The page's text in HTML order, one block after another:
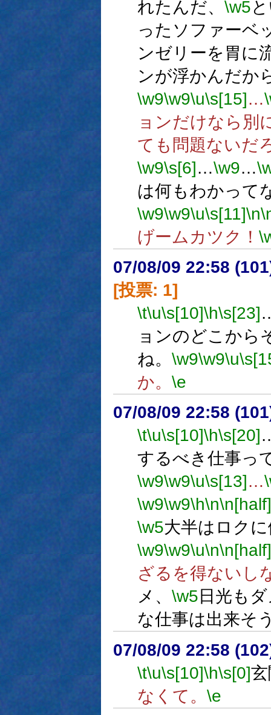
れたんだ、 \w5
ったソファーベ
ンゼリーを胃に
ンが浮かんだか
\w9\w9\u\s[15]…
ョンだけなら別
ても問題ないだ
\w9\s[6]…\w9…
は何もわかって
\w9\w9\u\s[11]\n
げームカツク！
07/08/09 22:58
[投票: 1]
\t\u\s[10]\h\s[23]
ョンのどこから
ね。 \w9\w9\u
か。 \e
07/08/09 22:58
\t\u\s[10]\h\s[20]
するべき仕事っ
\w9\w9\u\s[13] …
\w9\w9\h\n\n[half]
\w5大半はロク
\w9\w9\u\n\n[half]
ざるを得ないし
メ、 \w5 日光も
な仕事は出来そ
07/08/09 22:58
\t\u\s[10]\h\s[0]
なくて。 \e